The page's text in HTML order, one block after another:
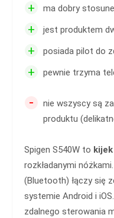
+ ma dobry
+ jest produktem
+ posiada pilot do
+ pewnie trzyma
-
nie wszyscy są
produktu
Spigen S540W to
rozkładanymi
(Bluetooth) łączy się
systemie Android i
zdalnego sterowania